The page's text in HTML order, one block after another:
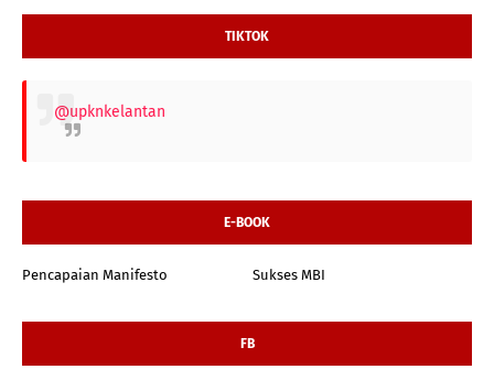
TIKTOK
@upknkelantan
E-BOOK
Pencapaian Manifesto Sukses MBI
FB